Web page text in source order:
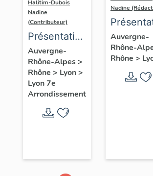
Halitim-Dubois
Nadine
(Contributeur)
Présentation
du secteur
d'étude
Lyon
Guillotière
Auvergne-
Rhône-Alpes>
Rhône > Lyon>
Lyon 7e
Arrondissement
Nadine
du
d'étude
Lyon
Auvergne-
Rhône-
Rhône >